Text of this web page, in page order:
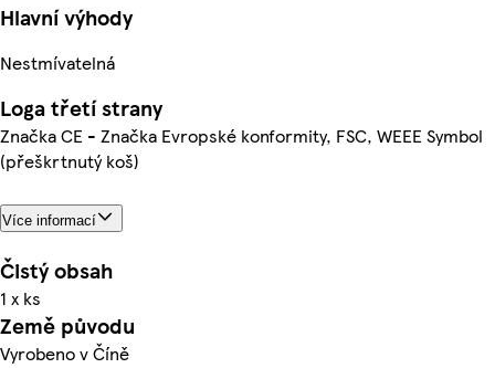
Hlavní výhody
Nestmívatelná
Loga třetí strany
Značka CE - Značka Evropské konformity, FSC, WEEE Symbol
(přeškrtnutý koš)
Více informací
Čistý obsah
1 x ks
Země původu
Vyrobeno v Číně